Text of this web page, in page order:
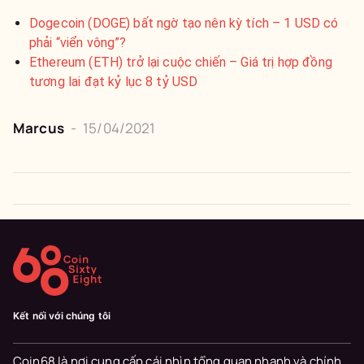
Dogecoin (DOGE) bất ngờ tạo nên kỳ tích – 1 USD có
phải “viển vông”?
Ethereum (ETH) trở lại cuộc chiến – Giá trị hợp đồng
tương lai đạt kỷ lục 8 tỷ USD
Marcus - 15/04/2021
Kết nối với chúng tôi